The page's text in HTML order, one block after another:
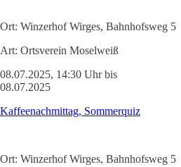
Ort: Winzerhof Wirges, Bahnhofsweg 5
Art: Ortsverein Moselweiß
08.07.2025, 14:30 Uhr bis
08.07.2025
Kaffeenachmittag, Sommerquiz
Ort: Winzerhof Wirges, Bahnhofsweg 5